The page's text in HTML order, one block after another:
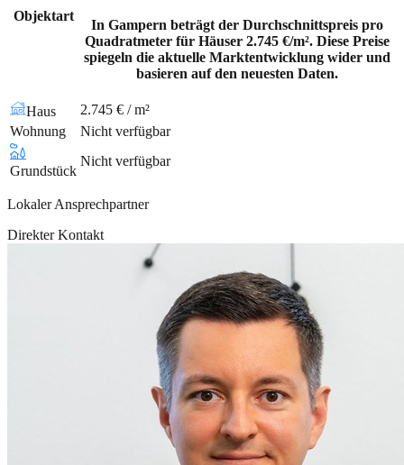
Objektart
In Gampern beträgt der Durchschnittspreis pro
Quadratmeter für Häuser 2.745 €/m². Diese Preise
spiegeln die aktuelle Marktentwicklung wider und
basieren auf den neuesten Daten.
Haus
2.745 € / m²
Wohnung
Nicht verfügbar
Grundstück
Nicht verfügbar
Lokaler Ansprechpartner
Direkter Kontakt